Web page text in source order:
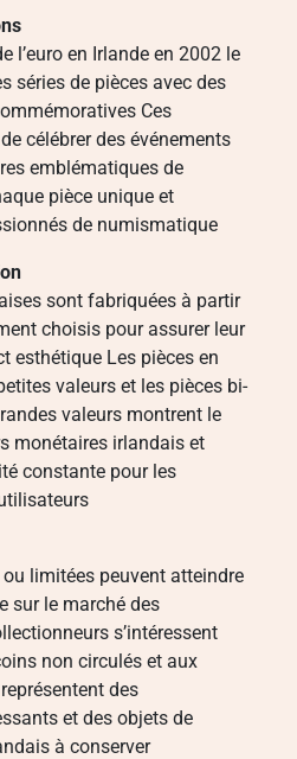
l’euro en Irlande en 2002 le
séries de pièces avec des
Ces
célébrer des événements
emblématiques de
pièce unique et
de numismatique
sont fabriquées à partir
choisis pour assurer leur
esthétique Les pièces en
valeurs et les pièces bi-
valeurs montrent le
monétaires irlandais et
constante pour les
limitées peuvent atteindre
sur le marché des
s’intéressent
non circulés et aux
des
et des objets de
à conserver